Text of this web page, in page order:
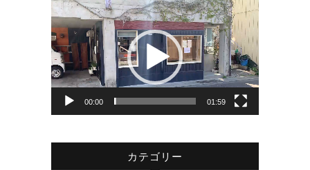
動
画
プ
レ
ー
00:00 01:59
カテゴリー